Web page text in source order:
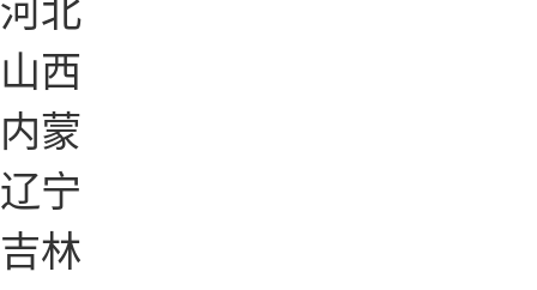
山西
内蒙
辽宁
吉林